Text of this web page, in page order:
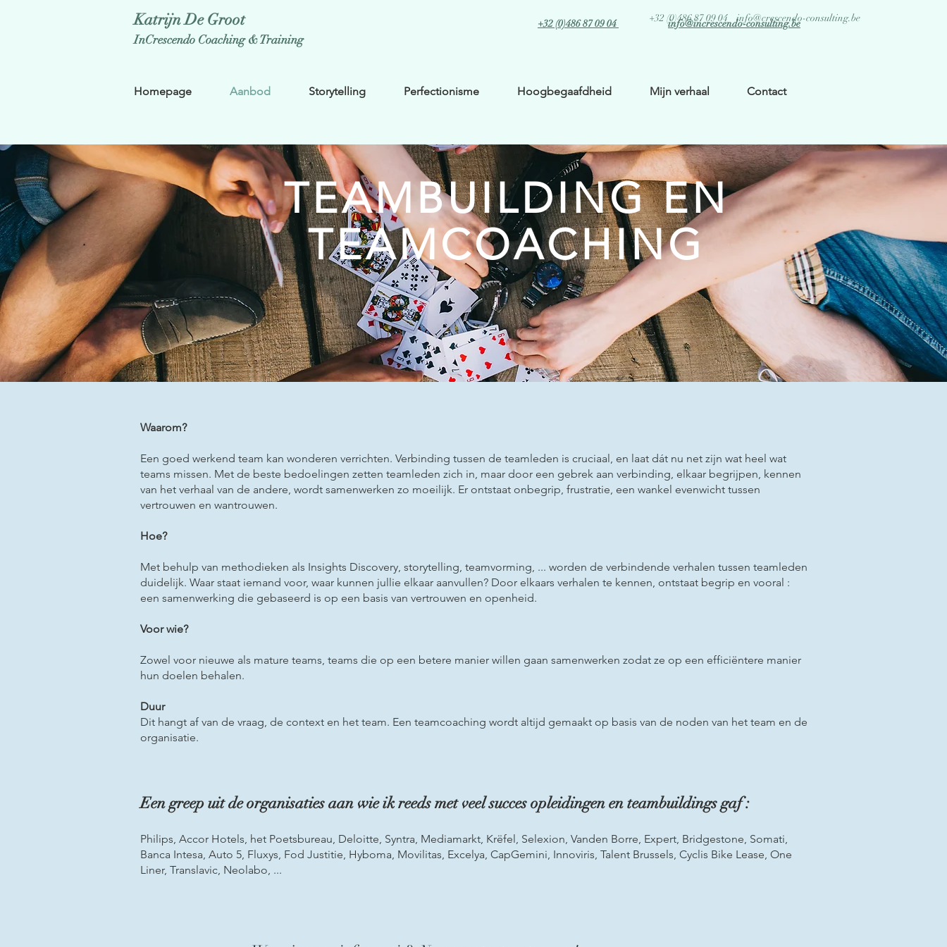
Katrijn De Groot
InCrescendo Coaching & Training
+32 (0)486 87 09 04 info@increscendo-consulting.be
Homepage Aanbod Storytelling Perfectionisme Hoogbegaafdheid Mijn verhaal Contact
TEAMBUILDING EN
TEAMCOACHING
Waarom?
Een goed werkend team kan wonderen verrichten. Verbinding tussen de teamleden is cruciaal, en laat dát nu net zijn wat heel wat
teams missen. Met de beste bedoelingen zetten teamleden zich in, maar door een gebrek aan verbinding, elkaar begrijpen, kennen
van het verhaal van de andere, wordt samenwerken zo moeilijk. Er ontstaat onbegrip, frustratie, een wankel evenwicht tussen
vertrouwen en wantrouwen.
Hoe?
Met behulp van methodieken als Insights Discovery, storytelling, teamvorming, ... worden de verbindende verhalen tussen teamleden
duidelijk. Waar staat iemand voor, waar kunnen jullie elkaar aanvullen? Door elkaars verhalen te kennen, ontstaat begrip en vooral :
een samenwerking die gebaseerd is op een basis van vertrouwen en openheid.
Voor wie?
Zowel voor nieuwe als mature teams, teams die op een betere manier willen gaan samenwerken zodat ze op een efficiëntere manier
hun doelen behalen.
Duur
Dit hangt af van de vraag, de context en het team. Een teamcoaching wordt altijd gemaakt op basis van de noden van het team en de
organisatie.
Een greep uit de organisaties aan wie ik reeds met veel succes opleidingen en teambuildings gaf :
Philips, Accor Hotels, het Poetsbureau, Deloitte, Syntra, Mediamarkt, Krëfel, Selexion, Vanden Borre, Expert, Bridgestone, Somati,
Banca Intesa, Auto 5, Fluxys, Fod Justitie, Hyboma, Movilitas, Excelya, CapGemini, Innoviris, Talent Brussels, Cyclis Bike Lease, One
Liner, Translavic, Neolabo, ...
+32 (0)486 87 09 04 info@crescendo-consulting.be